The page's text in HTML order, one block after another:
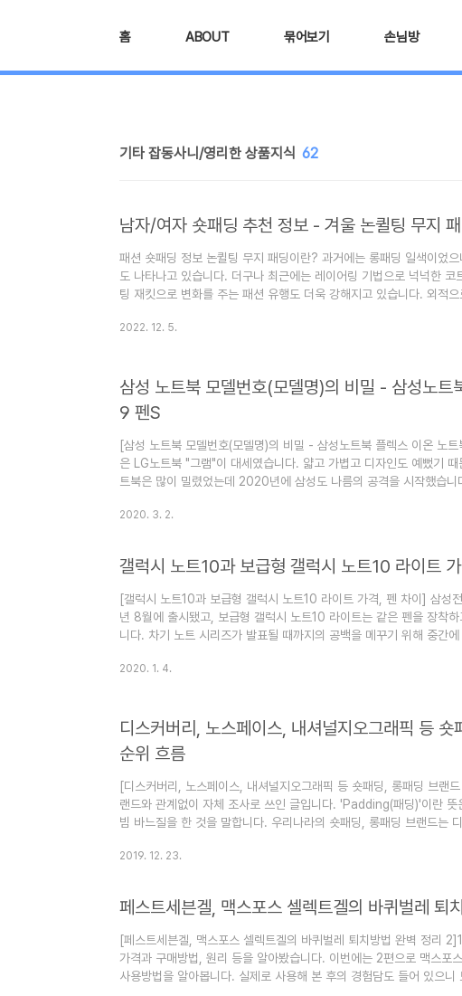
홈 ABOUT 묶어보기 손님방
기타 잡동사니/영리한 상품지식 62
남자/여자 숏패딩 추천 정보 - 겨울 논퀼팅 무지
패션 숏패딩 정보 논퀼팅 무지 패딩이란? 과거에는 롱패딩 일색이었
도 나타나고 있습니다. 더구나 최근에는 레이어링 기법으로 넉넉한 코
팅 재킷으로 변화를 주는 패션 유행도 더욱 강해지고 있습니다. 외적
는 "심심할 때 잡지처럼 읽는 지식"이라는 목적으로 운영됩니다. 즐겨
영어로 Pa..
2022. 12. 5.
삼성 노트북 모델번호(모델명)의 비밀 - 삼성노트
9 펜S
[삼성 노트북 모델번호(모델명)의 비밀 - 삼성노트북 플렉스 이온 노
은 LG노트북 "그램"이 대세였습니다. 얇고 가볍고 디자인도 예뻤기
트북은 많이 밀렸었는데 2020년에 삼성도 나름의 공격을 시작했습
려고 하면 기능설명만 복잡하게 올렸을 뿐, 구체적 사양은 맨 아래에
북 모델번호를 읽는 방법이..
2020. 3. 2.
갤럭시 노트10과 보급형 갤럭시 노트10 라이트 가
[갤럭시 노트10과 보급형 갤럭시 노트10 라이트 가격, 펜 차이]​ 삼성
년 8월에 출시됐고, 보급형 갤럭시 노트10 라이트는 같은 펜을 장착
니다. 차기 노트 시리즈가 발표될 때까지의 공백을 메꾸기 위해 중간
레이, 카메라, 배터리 등 갤럭시 노트10 라이트와 스펙을 비교를 해 봤
레이드..
2020. 1. 4.
디스커버리, 노스페이스, 내셔널지오그래픽 등 숏
순위 흐름
[디스커버리, 노스페이스, 내셔널지오그래픽 등 숏패딩, 롱패딩 브랜
랜드와 관계없이 자체 조사로 쓰인 글입니다. ​'Padding(패딩)'이란 뜻
빔 바느질을 한 것을 말합니다. 우리나라의 숏패딩, 롱패딩 브랜드는
보다 숏패딩이 대세라는 말도 있습니다. 하지만 아직 겨울 중이고, 기
영됩니다. 즐겨찾..
2019. 12. 23.
페스트세븐겔, 맥스포스 셀렉트겔의 바퀴벌레 퇴
[페스트세븐겔, 맥스포스 셀렉트겔의 바퀴벌레 퇴치방법 완벽 정리
가격과 구매방법, 원리 등을 알아봤습니다. 이번에는 2편으로 맥스포
사용방법을 알아봅니다. 실제로 사용해 본 후의 경험담도 들어 있으니